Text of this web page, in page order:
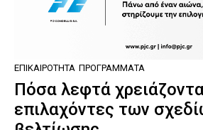
ΕΠΙΚΑΙΡΌΤΗΤΑ ΠΡΟΓΡΆΜΜΑΤΑ
Πόσα λεφτά
επιλαχόντες των